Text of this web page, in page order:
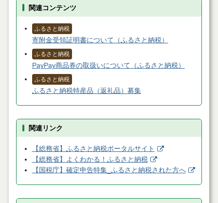
関連コンテンツ
ふるさと納税
寄附金受領証明書について（ふるさと納税）
ふるさと納税
PayPay商品券の取扱いについて（ふるさと納税）
ふるさと納税
ふるさと納税特産品（返礼品）募集
関連リンク
【総務省】ふるさと納税ポータルサイト
【総務省】よくわかる！ふるさと納税
【国税庁】確定申告特集_ふるさと納税された方へ